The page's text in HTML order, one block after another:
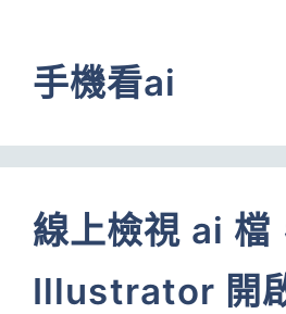
手機看ai
線上檢視 ai 檔
Illustrator 開